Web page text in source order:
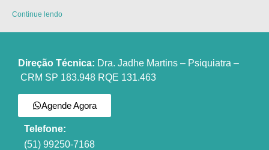
Continue lendo
Direção Técnica: Dra. Jadhe Martins – Psiquiatra –
CRM SP 183.948 RQE 131.463
Agende Agora
Telefone:
(51) 99250-7168